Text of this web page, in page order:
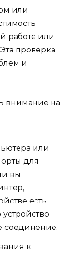
или
работе или
проверка
и
внимание на
или
для
вы
есть
соединение.
к